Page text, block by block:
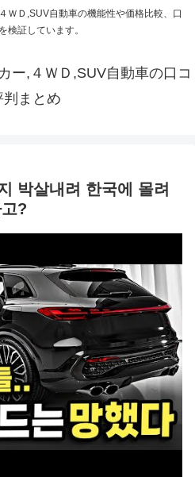
ＷＤ,SUV自動車の機能性や価格比較、口
検証しています。
ー,４ＷＤ,SUV自動車の口コ
判まとめ
박살내려 한국에 몰려
?